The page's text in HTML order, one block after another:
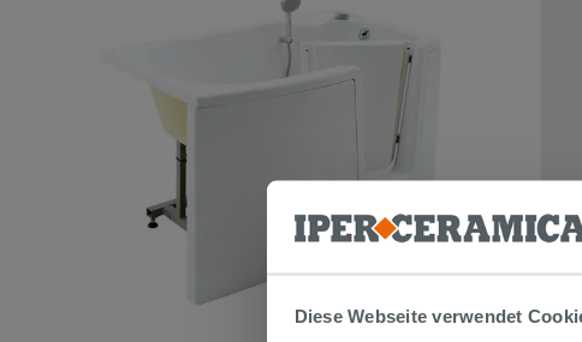
Diese Webseite verwendet